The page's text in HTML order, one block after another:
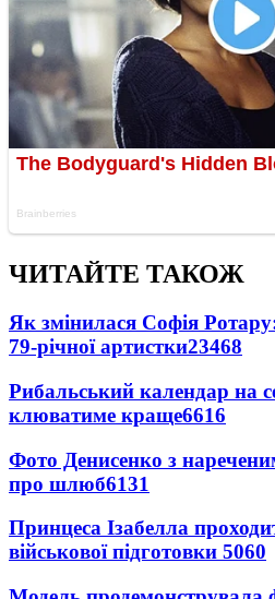
ЧИТАЙТЕ ТАКОЖ
Як змінилася Софія
79-річної артистки23468
Рибальський календар на
клюватиме краще6616
Фото Денисенко з
про шлюб6131
Принцеса Ізабелла
військової підготовки 5060